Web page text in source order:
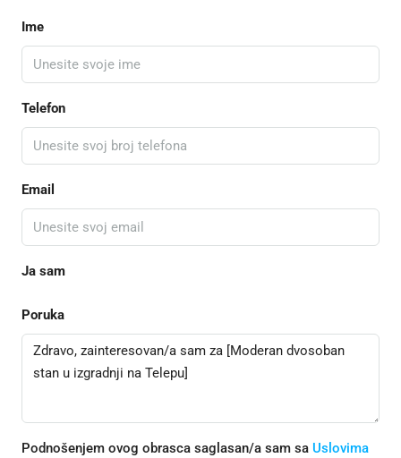
Ime
Telefon
Email
Ja sam
Poruka
Podnošenjem ovog obrasca saglasan/a sam sa Uslovima